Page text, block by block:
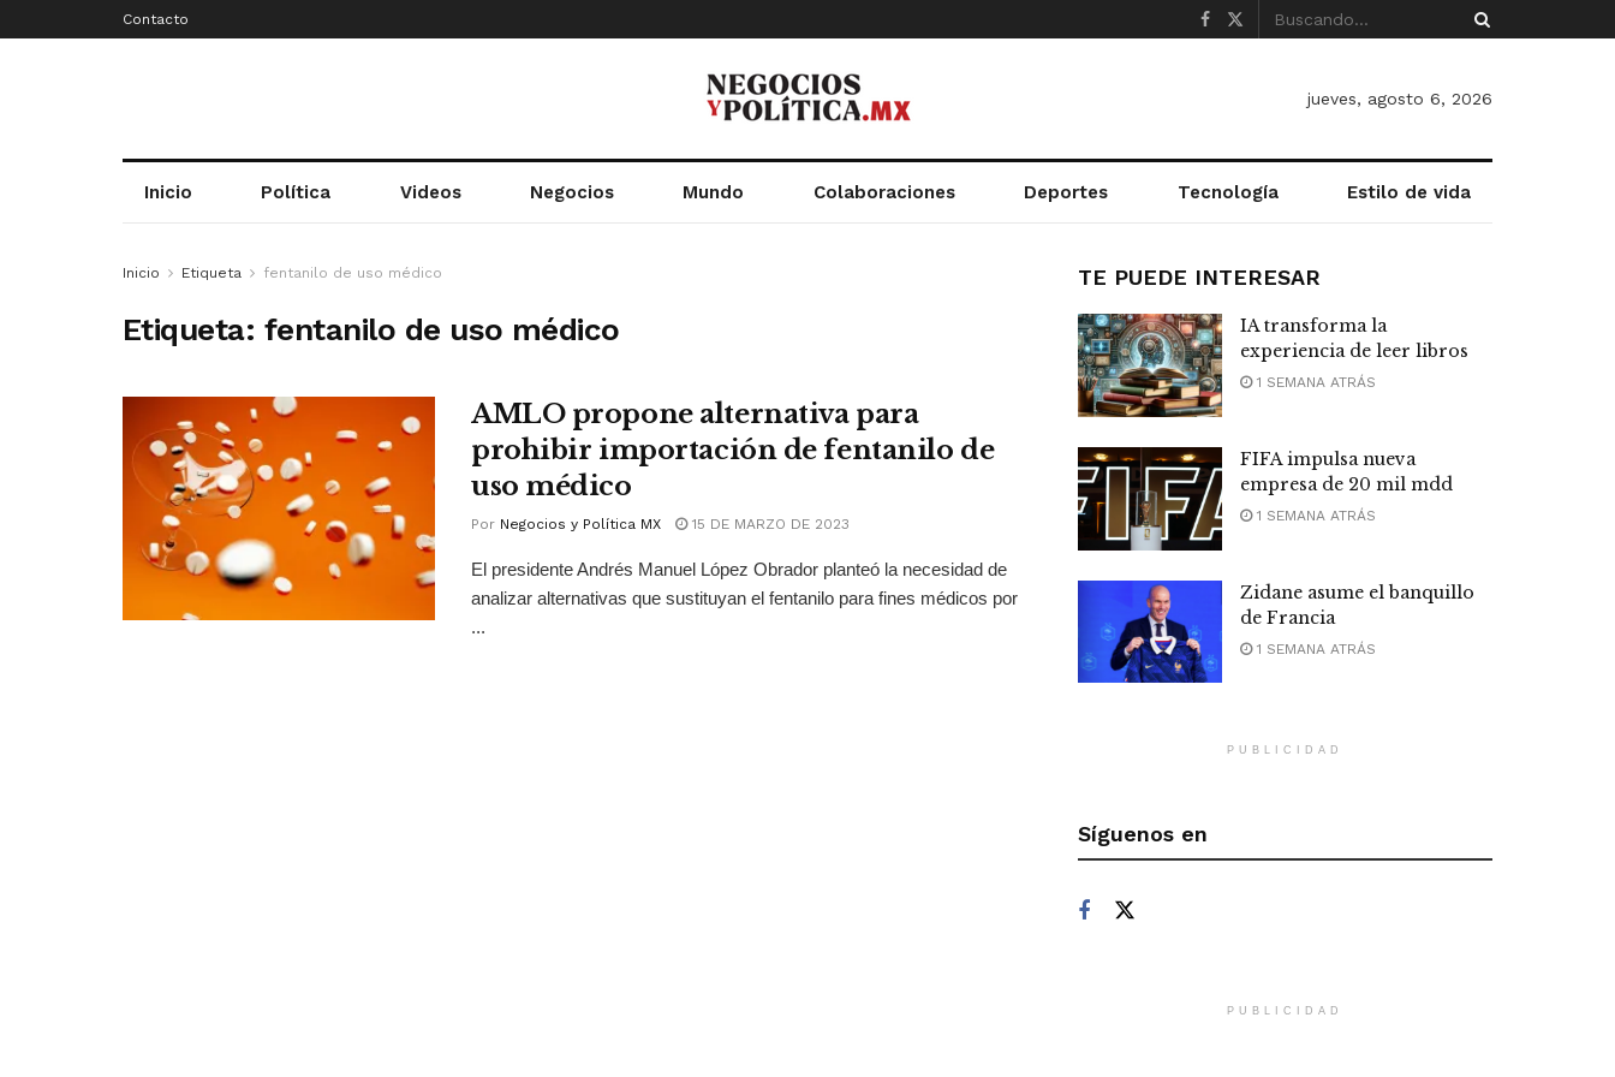
Contacto
jueves, agosto 6, 2026
Inicio Política Videos Negocios Mundo Colaboraciones Deportes Tecnología Estilo de vida
Inicio Etiqueta fentanilo de uso médico
Etiqueta: fentanilo de uso médico
AMLO propone alternativa para
prohibir importación de fentanilo de
uso médico
Por Negocios y Política MX 15 DE MARZO DE 2023
El presidente Andrés Manuel López Obrador planteó la necesidad de
analizar alternativas que sustituyan el fentanilo para fines médicos por
...
TE PUEDE INTERESAR
IA transforma la
experiencia de leer libros
1 SEMANA ATRÁS
FIFA impulsa nueva
empresa de 20 mil mdd
1 SEMANA ATRÁS
Zidane asume el banquillo
de Francia
1 SEMANA ATRÁS
PUBLICIDAD
Síguenos en
PUBLICIDAD